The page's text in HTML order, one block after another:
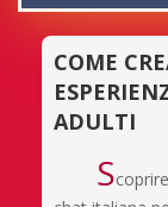
COME
ADULTI
S